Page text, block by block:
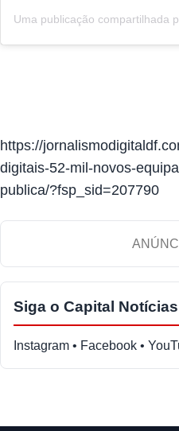
Uma publicação compartilhada
https://
digitais-52-mil-novos-
publica/?fsp_sid=207790
Siga o Capital Notícias
Instagram • Facebook •